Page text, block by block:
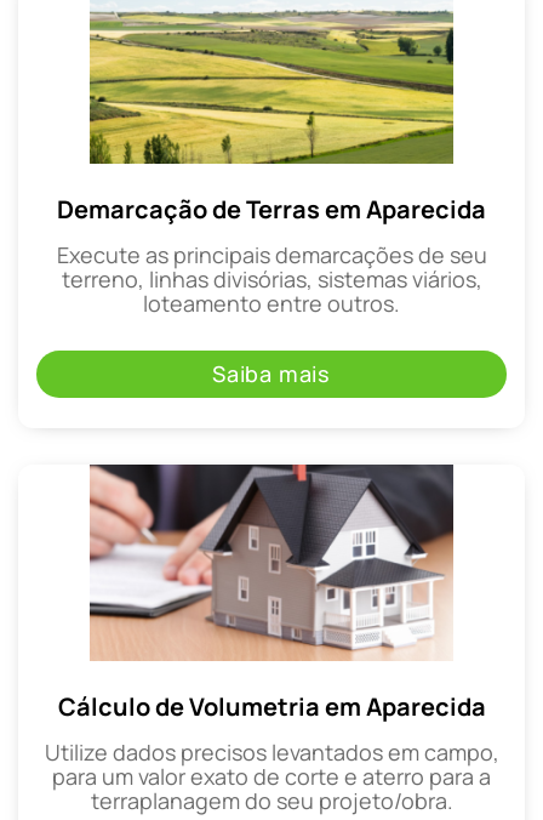
Demarcação de Terras em Aparecida
Execute as principais demarcações de seu
terreno, linhas divisórias, sistemas viários,
loteamento entre outros.
Saiba mais
Cálculo de Volumetria em Aparecida
Utilize dados precisos levantados em campo,
para um valor exato de corte e aterro para a
terraplanagem do seu projeto/obra.